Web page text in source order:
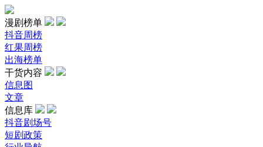
漫剧榜单
抖音周榜
红果周榜
出海榜单
干货内容
信息图
文章
信息库
抖音剧场号
短剧政策